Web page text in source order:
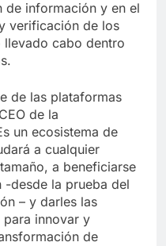
de información y en el
verificación de los
cabo dentro
de las plataformas
de la
un ecosistema de
a cualquier
a beneficiarse
desde la prueba del
– y darles las
para innovar y
de